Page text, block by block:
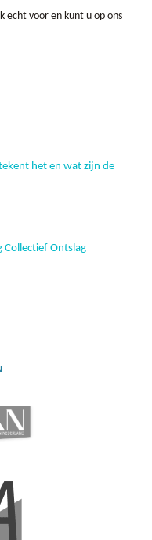
echt voor en kunt u op ons
het en wat zijn de
Collectief Ontslag